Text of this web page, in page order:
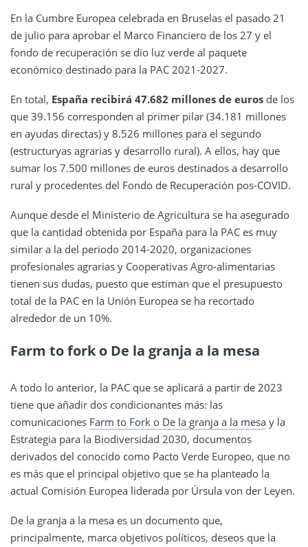
En la Cumbre Europea celebrada en Bruselas el pasado 21
de julio para aprobar el Marco Financiero de los 27 y el
fondo de recuperación se dio luz verde al paquete
económico destinado para la PAC 2021-2027.
En total, España recibirá 47.682 millones de euros de los
que 39.156 corresponden al primer pilar (34.181 millones
en ayudas directas) y 8.526 millones para el segundo
(estructuryas agrarias y desarrollo rural). A ellos, hay que
sumar los 7.500 millones de euros destinados a desarrollo
rural y procedentes del Fondo de Recuperación pos-COVID.
Aunque desde el Ministerio de Agricultura se ha asegurado
que la cantidad obtenida por España para la PAC es muy
similar a la del periodo 2014-2020, organizaciones
profesionales agrarias y Cooperativas Agro-alimentarias
tienen sus dudas, puesto que estiman que el presupuesto
total de la PAC en la Unión Europea se ha recortado
alrededor de un 10%.
Farm to fork o De la granja a la mesa
A todo lo anterior, la PAC que se aplicará a partir de 2023
tiene que añadir dos condicionantes más: las
comunicaciones Farm to Fork o De la granja a la mesa y la
Estrategia para la Biodiversidad 2030, documentos
derivados del conocido como Pacto Verde Europeo, que no
es más que el principal objetivo que se ha planteado la
actual Comisión Europea liderada por Úrsula von der Leyen.
De la granja a la mesa es un documento que,
principalmente, marca objetivos políticos, deseos que la